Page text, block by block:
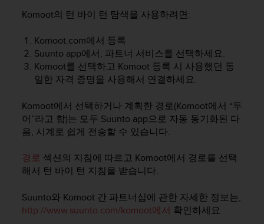
Komoot의 턴 바이 턴 탐색을 사용하려면:
Komoot.com에서 등록
Suunto app에서, 파트너 서비스를 선택하세요.
Komoot를 선택하고 Komoot 등록 시 사용했던 동
일한 자격 증명을 사용해서 연결하세요.
Komoot에서 선택하거나 계획한 경로(Komoot에서 “투
어”라고 함)는 모두 Suunto app으로 자동 동기화된 다
음, 시계로 쉽게 전송할 수 있습니다.
경로 섹션의 지침에 따르고 Komoot에서 경로를 선택
해서 턴 바이 턴 지침을 받습니다.
Suunto와 Komoot 간 파트너십에 관한 자세한 정보는,
http://www.suunto.com/komoot에서 확인하세요